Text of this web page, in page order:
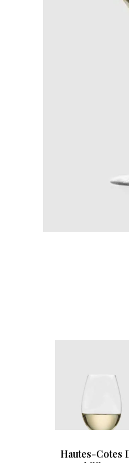
Hautes-Cotes